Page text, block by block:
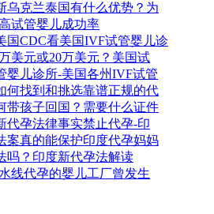
乌克兰泰国有什么优势？为
试管婴儿成功率
国CDC看美国IVF试管婴儿诊
美元或20万美元？美国试
婴儿诊所-美国各州IVF试管
何找到和挑选靠谱正规的代
带孩子回国？需要什么证件
代孕法律事实禁止代孕-印
案真的能保护印度代孕妈妈
吗？印度新代孕法解读
线代孕的婴儿工厂曾发生